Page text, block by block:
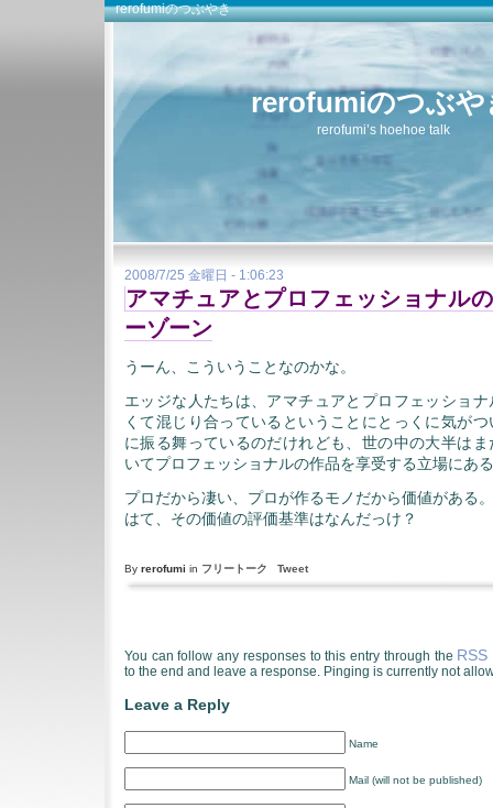
rerofumiのつぶやき
rerofumiのつぶや
rerofumi’s hoehoe talk
2008/7/25 金曜日 - 1:06:23
アマチュアとプロフェッショナル
ーゾーン
うーん、こういうことなのかな。
エッジな人たちは、アマチュアとプロフェッショ
くて混じり合っているということにとっくに気が
に振る舞っているのだけれども、世の中の大半は
いてプロフェッショナルの作品を享受する立場にあ
プロだから凄い、プロが作るモノだから価値がある。
はて、その価値の評価基準はなんだっけ？
By rerofumi in フリートーク Tweet
You can follow any responses to this entry through the RSS
to the end and leave a response. Pinging is currently not
Leave a Reply
Name
Mail (will not be published)